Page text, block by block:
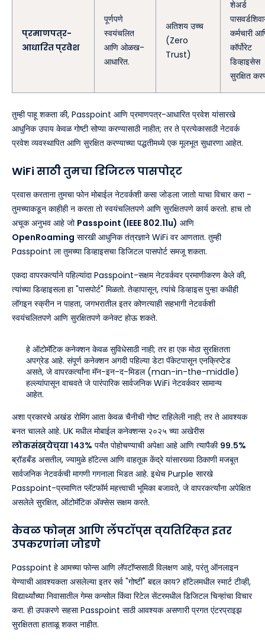
प्रमाणपत्र-
आधारित प्रवेश
पूर्णपणे
स्वयंचलित
आणि ओळख-
आधारित.
अतिशय उच्च
(Zero
Trust)
शेअर्ड
कर्मचारी
कॉर्पोरेट
डिव्हाइसेस
सुरक्षित
तुम्ही पाहू शकता की, Passpoint आणि प्रमाणपत्र-आधारित प्रवेश यांसारखे
आधुनिक उपाय केवळ गोष्टी सोप्या करण्यासाठी नाहीत; तर ते प्रत्येकासाठी नेटवर्क
प्रवेश व्यवस्थापित आणि सुरक्षित करण्याच्या पद्धतीमध्ये एक मूलभूत सुधारणा आहेत.
WiFi साठी तुमचा डिजिटल पासपोर्ट
प्रवास करताना तुमचा फोन मोबाईल नेटवर्कशी कसा जोडला जातो याचा विचार करा -
तुमच्याकडून काहीही न करता तो स्वयंचलितपणे आणि सुरक्षितपणे कार्य करतो. हाच तो
अचूक अनुभव आहे जो Passpoint (IEEE 802.11u) आणि
OpenRoaming सारखी आधुनिक तंत्रज्ञाने WiFi वर आणतात. तुम्ही
Passpoint ला तुमच्या डिव्हाइसचा डिजिटल पासपोर्ट समजू शकता.
एकदा वापरकर्त्याने पहिल्यांदा Passpoint-सक्षम नेटवर्कवर प्रमाणीकरण केले की,
त्यांच्या डिव्हाइसला हा "पासपोर्ट" मिळतो. तेव्हापासून, त्यांचे डिव्हाइस पुन्हा कधीही
लॉगइन स्क्रीन न पाहता, जगभरातील इतर कोणत्याही सहभागी नेटवर्कशी
स्वयंचलितपणे आणि सुरक्षितपणे कनेक्ट होऊ शकते.
हे ऑटोमॅटिक कनेक्शन केवळ सुविधेसाठी नाही; तर हा एक मोठा सुरक्षितता
अपग्रेड आहे. संपूर्ण कनेक्शन अगदी पहिल्या डेटा पॅकेटपासून एनक्रिप्टेड
असते, जे वापरकर्त्यांना मॅन-इन-द-मिडल (man-in-the-middle)
हल्ल्यांपासून वाचवते जे पारंपारिक सार्वजनिक WiFi नेटवर्कवर सामान्य
आहेत.
अशा प्रकारचे अखंड रोमिंग आता केवळ चैनीची गोष्ट राहिलेली नाही; तर ते आवश्यक
बनत चालले आहे. UK मधील मोबाईल कनेक्शन्स २०२५ च्या अखेरीस
लोकसंख्येच्या १४३% पर्यंत पोहोचण्याची अपेक्षा आहे आणि त्यापैकी ९९.५%
ब्रॉडबँड असतील, ज्यामुळे हॉटेल्स आणि वाहतूक केंद्रे यांसारख्या ठिकाणी मजबूत
सार्वजनिक नेटवर्कची मागणी गगनाला भिडत आहे. इथेच Purple सारखे
Passpoint-प्रमाणित प्लॅटफॉर्म महत्त्वाची भूमिका बजावते, जे वापरकर्त्यांना अपेक्षित
असलेले सुरक्षित, ऑटोमॅटिक ॲक्सेस सक्षम करते.
केवळ फोन्स आणि लॅपटॉप्स व्यतिरिक्त इतर
उपकरणांना जोडणे
Passpoint हे आमच्या फोन्स आणि लॅपटॉप्ससाठी विलक्षण आहे, परंतु ऑनलाइन
येण्याची आवश्यकता असलेल्या इतर सर्व "गोष्टीं" बद्दल काय? हॉटेलमधील स्मार्ट टीव्ही,
विद्यार्थ्यांच्या निवासातील गेम्स कन्सोल किंवा रिटेल सेंटरमधील डिजिटल चिन्हांचा विचार
करा. ही उपकरणे सहसा Passpoint साठी आवश्यक असणारी प्रगत एंटरप्राइझ
सुरक्षितता हाताळू शकत नाहीत.